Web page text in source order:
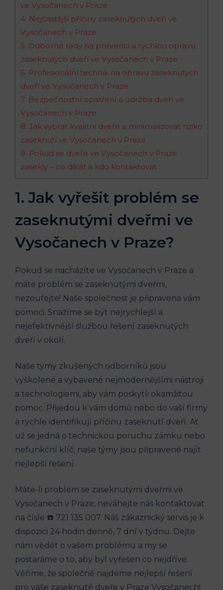
ve Vysočanech v Praze
4. Nejčastější příčiny zaseknutých dveří ve
Vysočanech v Praze
5. Odborné rady na prevenci a rychlou opravu
zaseknutých dveří ve Vysočanech v Praze
6. Profesionální technik na opravu zaseknutých
dveří ve Vysočanech v Praze
7. Bezpečnostní opatření a údržba dveří ve
Vysočanech v Praze
8. Jak vybrat kvalitní dveře a minimalizovat riziko
zaseknutí ve Vysočanech v Praze
9. Pokud se dveře ve Vysočanech v Praze
zasekly – co dělat a kdo kontaktovat
1. Jak vyřešit problém se
zaseknutými dveřmi ve
Vysočanech v Praze?
Pokud se nacházíte ve Vysočanech v Praze a
máte problém se zaseknutými dveřmi,
nezoufejte! Naše společnost je připravena vám
pomoci. Snažíme se být nejrychlejší a
nejefektivnější službou řešení zaseknutých
dveří v okolí.
Naše týmy zkušených odborníků jsou
vyškolené a vybavené nejmodernějšími nástroji
a technologiemi, aby vám poskytli okamžitou
pomoc. Přijedou k vám domů nebo do vaší firmy
a rychle identifikují příčinu zaseknutí dveří. Ať
už se jedná o technickou poruchu zámku nebo
nefunkční klíč, naše týmy jsou připravené najít
nejlepší řešení.
Máte-li problém se zaseknutými dveřmi ve
Vysočanech v Praze, neváhejte nás kontaktovat
na čísle ☎️ 721 135 007. Náš zákaznický servis je k
dispozici 24 hodin denně, 7 dní v týdnu. Dejte
nám vědět o vašem problému a my se
postaráme o to, aby byl vyřešen co nejdříve.
Věříme, že společně najdeme nejlepší řešení
pro vaše zaseknuté dveře v Praze Vysočanech!